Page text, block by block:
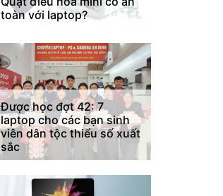
toàn với laptop?
Được học đợt 42: 7
laptop cho các bạn sinh
viên dân tộc thiểu số xuất
sắc